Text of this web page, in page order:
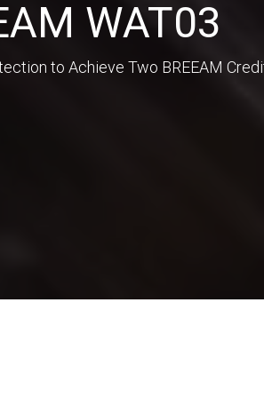
WAT03
to Achieve Two BREEAM